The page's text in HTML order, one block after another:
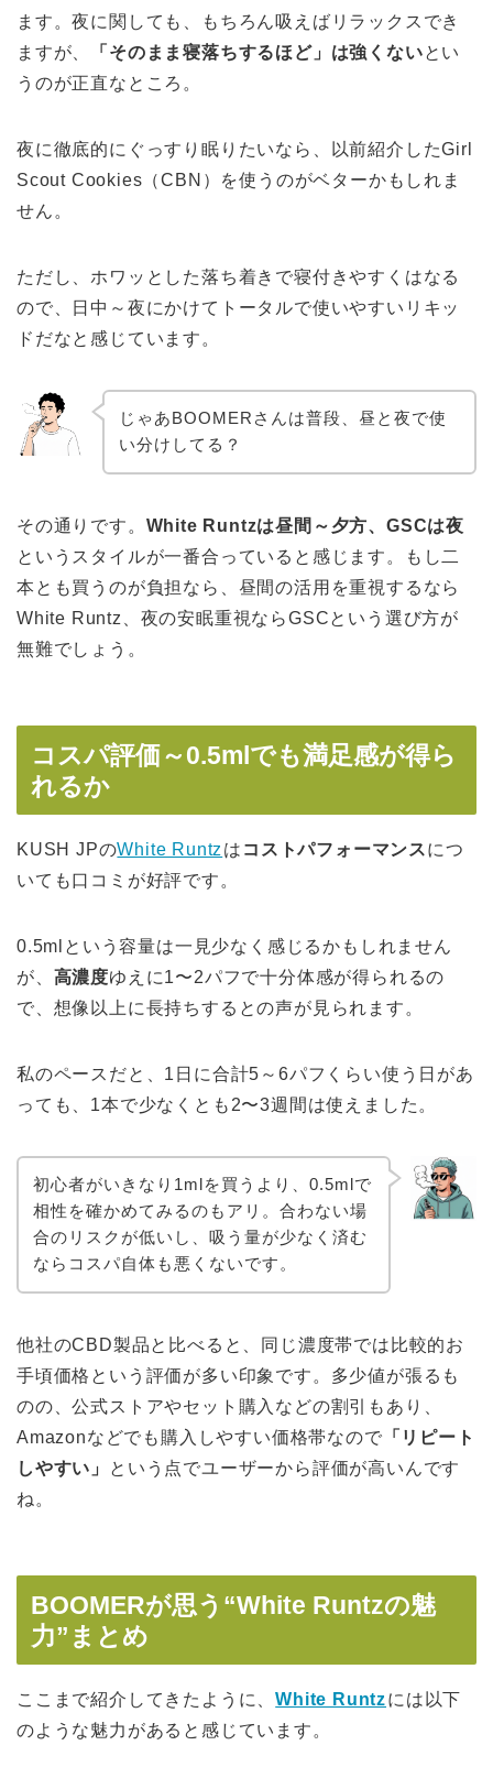
ます。夜に関しても、もちろん吸えばリラックスでき
ますが、
「そのまま寝落ちするほど」は強くないとい
うのが正直なところ。
夜に徹底的にぐっすり眠りたいなら、以前紹介したGirl
Scout Cookies（CBN）を使うのがベターかもしれま
せん。
ただし、ホワッとした落ち着きで寝付きやすくはなる
ので、日中～夜にかけてトータルで使いやすいリキッ
ドだなと感じています。
じゃあBOOMERさんは普段、昼と夜で使
い分けしてる？
その通りです。 White Runtzは昼間～夕方、GSCは夜
というスタイルが一番合っていると感じます。もし二
本とも買うのが負担なら、昼間の活用を重視するなら
White Runtz、夜の安眠重視ならGSCという選び方が
無難でしょう。
コスパ評価～0.5mlでも満足感が得ら
れるか
KUSH JPのWhite Runtz は コストパフォーマンスにつ
いても口コミが好評です。
0.5mlという容量は一見少なく感じるかもしれません
が、 高濃度ゆえに1〜2パフで十分体感が得られるの
で、想像以上に長持ちするとの声が見られます。
私のペースだと、1日に合計5～6パフくらい使う日があ
っても、1本で少なくとも2〜3週間は使えました。
初心者がいきなり1mlを買うより、0.5mlで
相性を確かめてみるのもアリ。合わない場
合のリスクが低いし、吸う量が少なく済む
ならコスパ自体も悪くないです。
他社のCBD製品と比べると、同じ濃度帯では比較的お
手頃価格という評価が多い印象です。多少値が張るも
のの、公式ストアやセット購入などの割引もあり、
Amazonなどでも購入しやすい価格帯なので 「リピート
しやすい」
という点でユーザーから評価が高いんです
ね。
BOOMERが思う“White Runtzの魅
力”まとめ
ここまで紹介してきたように、White Runtzには以下
のような魅力があると感じています。